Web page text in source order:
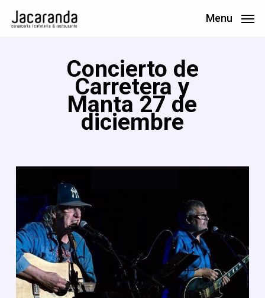
Skip
Menu
Concierto de
Carretera y
Manta 27 de
diciembre